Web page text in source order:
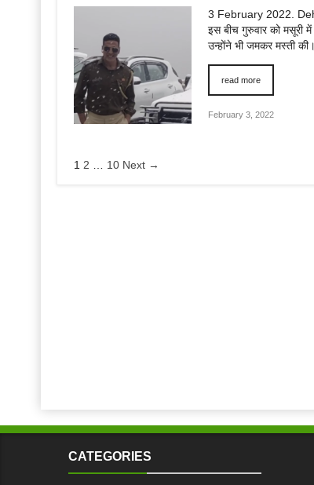
3 February 2022.
इस बीच गुरुवार को मसूरी
उन्होंने भी जमकर मस्ती
read more
February 3, 2022
1 2 … 10 Next →
CATEGORIES